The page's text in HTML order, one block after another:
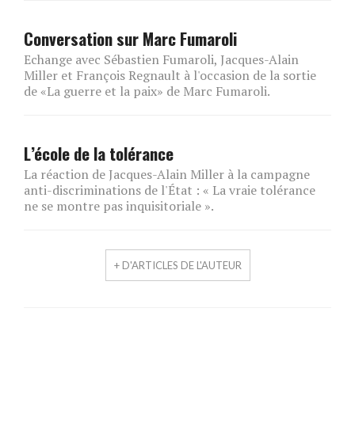
Conversation sur Marc Fumaroli
Echange avec Sébastien Fumaroli, Jacques-Alain
Miller et François Regnault à l'occasion de la sortie
de «La guerre et la paix» de Marc Fumaroli.
L’école de la tolérance
La réaction de Jacques-Alain Miller à la campagne
anti-discriminations de l'État : « La vraie tolérance
ne se montre pas inquisitoriale ».
+ D'ARTICLES DE L'AUTEUR